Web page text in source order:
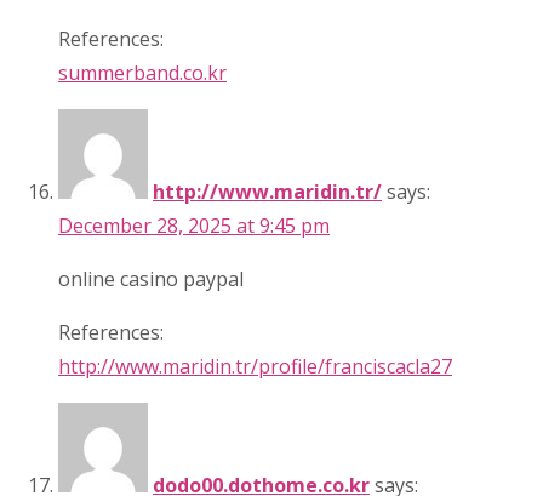
References:
summerband.co.kr
http://www.maridin.tr/says:
December 28, 2025 at 9:45 pm
online casino paypal
References:
http://www.maridin.tr/profile/franciscacla27
dodo00.dothome.co.krsays: